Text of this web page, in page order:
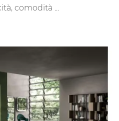
comodità ...